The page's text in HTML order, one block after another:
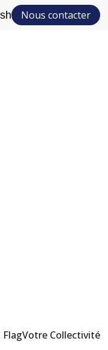
Nous contacter
Votre Collectivité